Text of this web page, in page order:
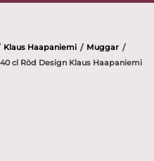
Klaus Haapaniemi / Muggar /
cl Röd Design Klaus Haapaniemi